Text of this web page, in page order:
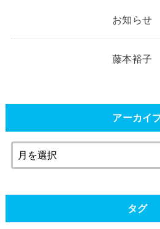
お知らせ
藤本裕子
アーカイ
タグ